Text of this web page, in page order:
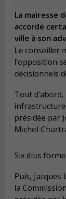
La mairesse
accorde
ville à son
Le conseiller
l’opposition
décisionnels
Tout
présidée par
Michel-
Six élus
Puis,
la